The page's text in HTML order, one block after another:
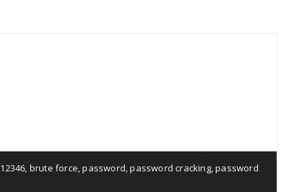
12346, brute force,password,password cracking,password